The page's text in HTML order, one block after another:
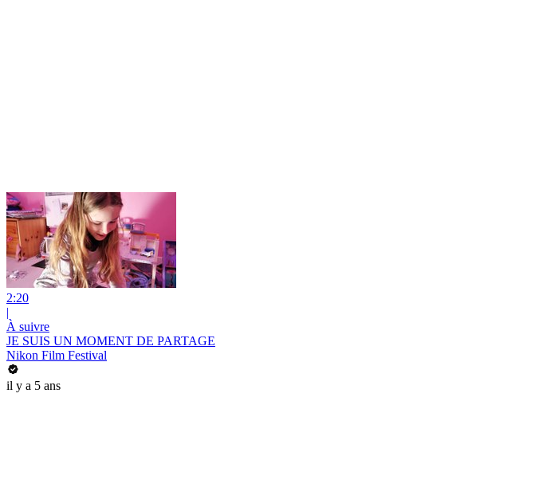
2:20
|
À suivre
JE SUIS UN MOMENT DE PARTAGE
Nikon Film Festival
il y a 5 ans